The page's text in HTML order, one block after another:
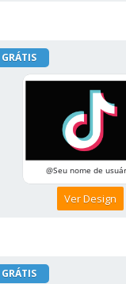
GRÁTIS
Ver Design
GRÁTIS